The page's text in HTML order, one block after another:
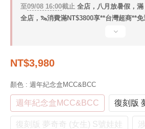
至09/08 16:00截止 全店，八月放暑假，
全店，🦦消費滿NT$3800享**台灣超商**免
NT$3,980
顏色 : 週年紀念盒MCC&BCC
週年紀念盒MCC&BCC 復刻版
復刻版 夢奇奇 (女生) S號娃娃